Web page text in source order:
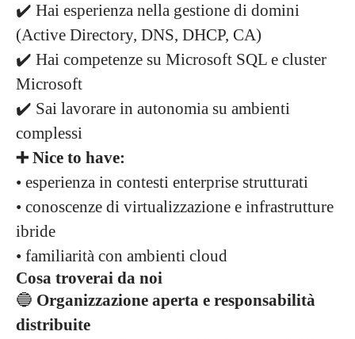
✔️ Hai esperienza nella gestione di domini
(Active Directory, DNS, DHCP, CA)
✔️ Hai competenze su Microsoft SQL e cluster
Microsoft
✔️ Sai lavorare in autonomia su ambienti
complessi
➕ Nice to have:
• esperienza in contesti enterprise strutturati
• conoscenze di virtualizzazione e infrastrutture
ibride
• familiarità con ambienti cloud
Cosa troverai da noi
🔵 Organizzazione aperta e responsabilità
distribuite